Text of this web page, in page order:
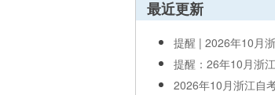
最近更新
提醒 | 2026年10月
提醒：26年10月浙
2026年10月浙江自